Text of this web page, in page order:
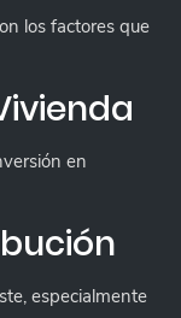
los factores que
en
especialmente